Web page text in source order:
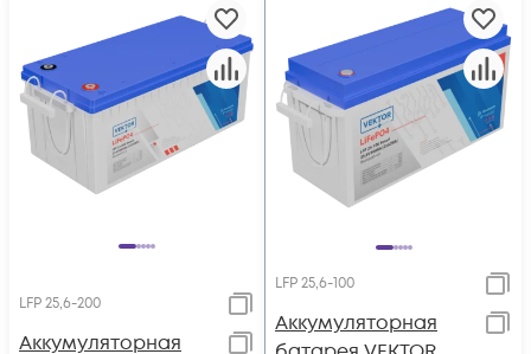
LFP 25,6-200
Аккумуляторная
LFP 25,6-100
Аккумуляторная